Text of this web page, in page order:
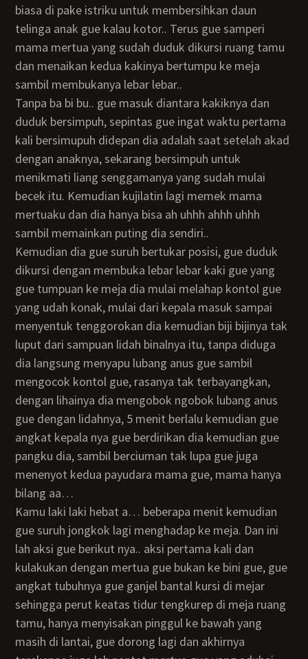
biasa di pake istriku untuk membersihkan daun
telinga anak gue kalau kotor.. Terus gue samperi
mama mertua yang sudah duduk dikursi ruang tamu
dan menaikan kedua kakinya bertumpu ke meja
sambil membukanya lebar lebar..
tanpa ba bi bu.. gue masuk diantara kakiknya dan
duduk bersimpuh, sepintas gue ingat waktu pertama
kali bersimupuh didepan dia adalah saat setelah akad
dengan anaknya, sekarang bersimpuh untuk
menikmati liang senggamanya yang sudah mulai
becek itu. Kemudian kujilatin lagi memek mama
mertuaku dan dia hanya bisa ah uhhh ahhh uhhh
sambil memainkan puting dia sendiri..
kemudian dia gue suruh bertukar posisi, gue duduk
dikursi dengan membuka lebar lebar kaki gue yang
gue tumpuan ke meja dia mulai melahap kontol gue
yang udah konak, mulai dari kepala masuk sampai
menyentuk tenggorokan dia kemudian biji bijinya tak
luput dari sampuan lidah binalnya itu, tanpa diduga
dia langsung menyapu lubang anus gue sambil
mengocok kontol gue, rasanya tak terbayangkan,
dengan lihainya dia mengobok ngobok lubang anus
gue dengan lidahnya, 5 menit berlalu kemudian gue
angkat kepala nya gue berdirikan dia kemudian gue
pangku dia, sambil berciuman tak lupa gue juga
menenyot kedua payudara mama gue, mama hanya
bilang aa…
kamu laki laki hebat a… beberapa menit kemudian
gue suruh jongkok lagi menghadap ke meja. Dan ini
lah aksi gue berikut nya.. aksi pertama kali dan
kulakukan dengan mertua gue bukan ke bini gue, gue
angkat tubuhnya gue ganjel bantal kursi di mejar
sehingga perut keatas tidur tengkurep di meja ruang
tamu, hanya menyisakan pinggul ke bawah yang
masih di lantai, gue dorong lagi dan akhirnya